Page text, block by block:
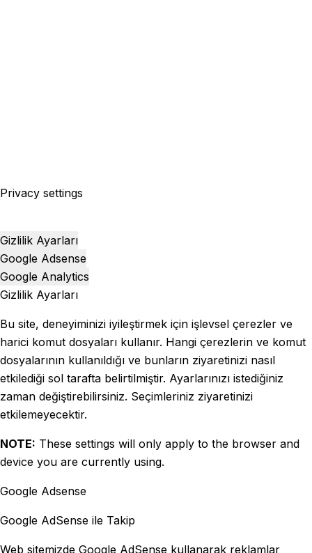
Privacy settings
Gizlilik Ayarları
Google Adsense
Google Analytics
Gizlilik Ayarları
Bu site, deneyiminizi iyileştirmek için işlevsel çerezler ve
harici komut dosyaları kullanır. Hangi çerezlerin ve komut
dosyalarının kullanıldığı ve bunların ziyaretinizi nasıl
etkilediği sol tarafta belirtilmiştir. Ayarlarınızı istediğiniz
zaman değiştirebilirsiniz. Seçimleriniz ziyaretinizi
etkilemeyecektir.
NOTE: These settings will only apply to the browser and
device you are currently using.
Google Adsense
Google AdSense ile Takip
Web sitemizde Google AdSense kullanarak reklamlar